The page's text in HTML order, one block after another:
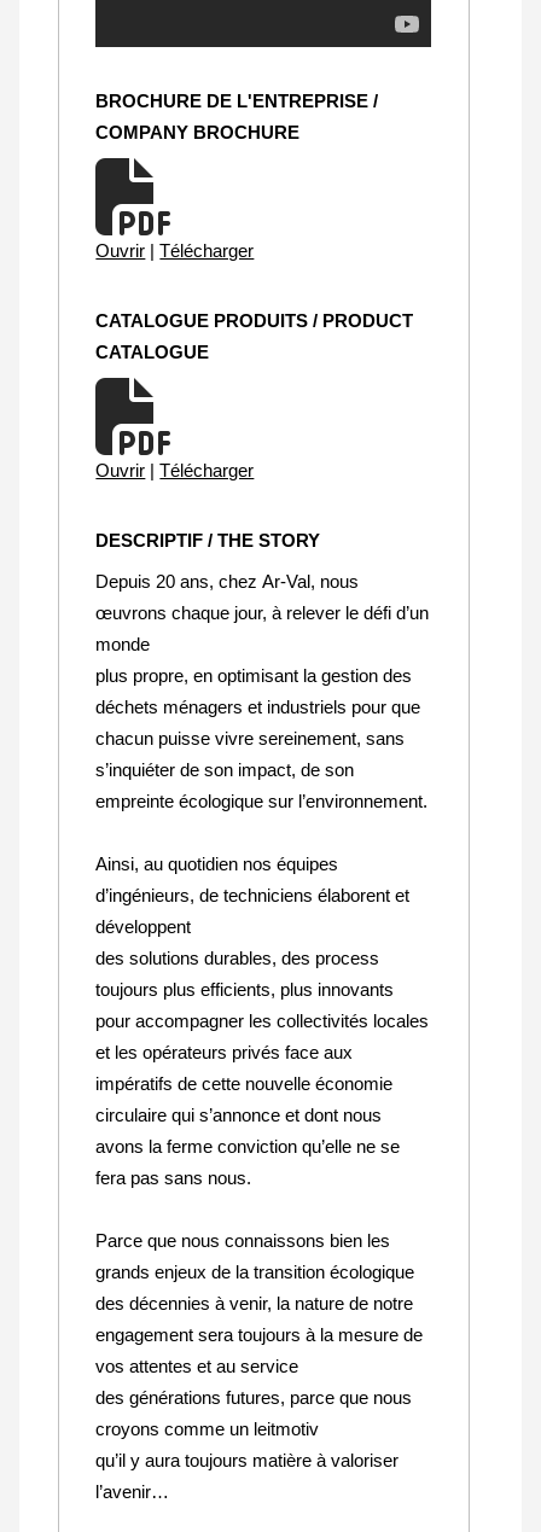
BROCHURE DE L'ENTREPRISE /
COMPANY BROCHURE
Ouvrir | Télécharger
CATALOGUE PRODUITS / PRODUCT
CATALOGUE
Ouvrir | Télécharger
DESCRIPTIF / THE STORY
Depuis 20 ans, chez Ar-Val, nous
œuvrons chaque jour, à relever le défi d’un
monde
plus propre, en optimisant la gestion des
déchets ménagers et industriels pour que
chacun puisse vivre sereinement, sans
s’inquiéter de son impact, de son
empreinte écologique sur l’environnement.
Ainsi, au quotidien nos équipes
d’ingénieurs, de techniciens élaborent et
développent
des solutions durables, des process
toujours plus efficients, plus innovants
pour accompagner les collectivités locales
et les opérateurs privés face aux
impératifs de cette nouvelle économie
circulaire qui s’annonce et dont nous
avons la ferme conviction qu’elle ne se
fera pas sans nous.
Parce que nous connaissons bien les
grands enjeux de la transition écologique
des décennies à venir, la nature de notre
engagement sera toujours à la mesure de
vos attentes et au service
des générations futures, parce que nous
croyons comme un leitmotiv
qu’il y aura toujours matière à valoriser
l’avenir…